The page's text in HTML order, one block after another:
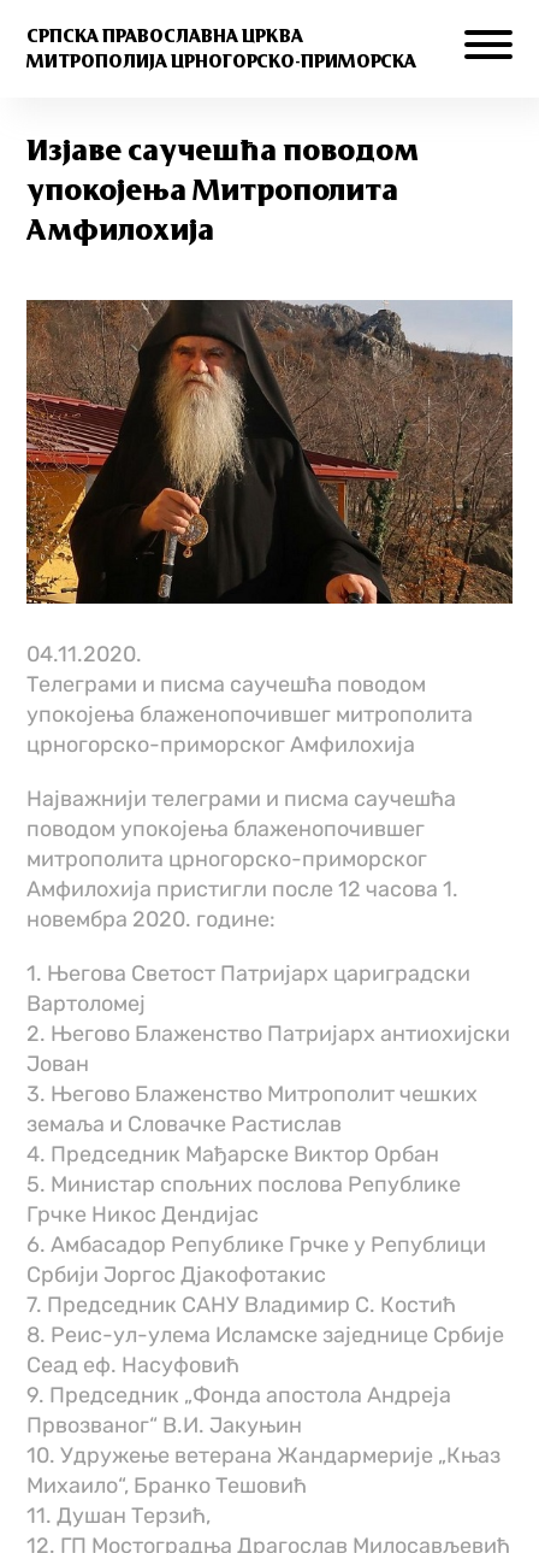
СРПСКА ПРАВОСЛАВНА ЦРКВА
МИТРОПОЛИЈА ЦРНОГОРСКО-ПРИМОРСКА
Изјаве саучешћа поводом
упокојења Митрополита
Амфилохија
04.11.2020.
Телеграми и писма саучешћа поводом
упокојења блаженопочившег митрополита
црногорско-приморског Амфилохија
Најважнији телеграми и писма саучешћа
поводом упокојења блаженопочившег
митрополита црногорско-приморског
Амфилохија пристигли после 12 часова 1.
новембра 2020. године:
1. Његова Светост Патријарх цариградски
Вартоломеј
2. Његово Блаженство Патријарх антиохијски
Јован
3. Његово Блаженство Митрополит чешких
земаља и Словачке Растислав
4. Председник Мађарске Виктор Орбан
5. Министар спољних послова Републике
Грчке Никос Дендијас
6. Амбасадор Републике Грчке у Републици
Србији Јоргос Дјакофотакис
7. Председник САНУ Владимир С. Костић
8. Реис-ул-улема Исламске заједнице Србије
Сеад еф. Насуфовић
9. Председник „Фонда апостола Андреја
Првозваног“ В.И. Јакуњин
10. Удружење ветерана Жандармерије „Књаз
Михаило“, Бранко Тешовић
11. Душан Терзић,
12. ГП Мостоградња Драгослав Милосављевић